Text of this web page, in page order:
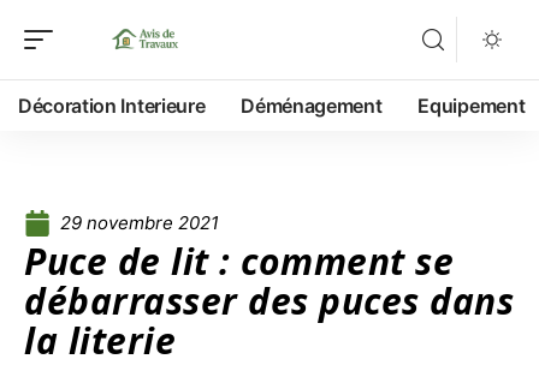
Décoration Interieure Déménagement Equipement
29 novembre 2021
Puce de lit : comment se
débarrasser des puces dans
la literie